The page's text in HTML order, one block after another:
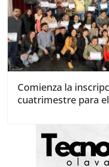
Comienza la
cuatrimestre para